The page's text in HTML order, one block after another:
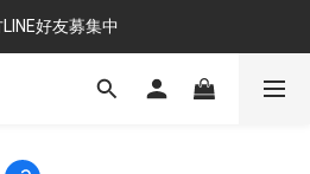
好友募集中